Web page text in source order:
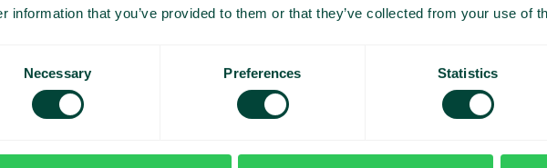
information that you’ve provided to them or that they’ve collected from your use of
Necessary Preferences Statistics